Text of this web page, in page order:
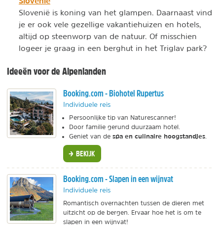
Slovenië is koning van het glampen. Daarnaast vind
je er ook vele gezellige vakantiehuizen en hotels,
altijd op steenworp van de natuur. Of misschien
logeer je graag in een berghut in het Triglav park?
Ideeën voor de Alpenlanden
Booking.com - Biohotel Rupertus
Individuele reis
Persoonlijke tip van Naturescanner!
Door familie gerund duurzaam hotel.
Geniet van de spa en culinaire hoogstandjes
BEKIJK
Booking.com - Slapen in een wijnvat
Individuele reis
Romantisch overnachten tussen de dieren met
uitzicht op de bergen. Ervaar hoe het is om te
slapen in een wijnvat!